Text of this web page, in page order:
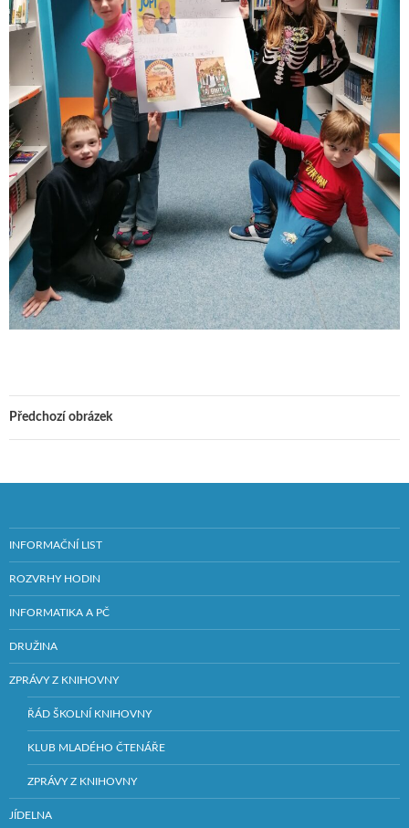
Předchozí obrázek
INFORMAČNÍ LIST
ROZVRHY HODIN
INFORMATIKA A PČ
DRUŽINA
ZPRÁVY Z KNIHOVNY
ŘÁD ŠKOLNÍ KNIHOVNY
KLUB MLADÉHO ČTENÁŘE
ZPRÁVY Z KNIHOVNY
JÍDELNA